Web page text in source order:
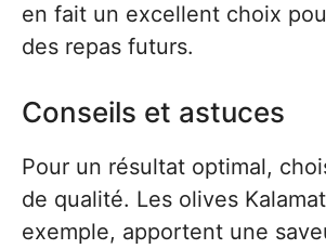
en fait un excellent choix
des repas futurs.
Conseils et astuces
Pour un résultat optimal,
de qualité. Les olives
exemple, apportent une